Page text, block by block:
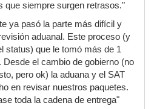
que siempre surgen retrasos."
ya pasó la parte más difícil y
aduanal. Este proceso (y
status) que le tomó más de 1
el cambio de gobierno (no
pero ok) la aduana y el SAT
en revisar nuestros paquetes.
toda la cadena de entrega"